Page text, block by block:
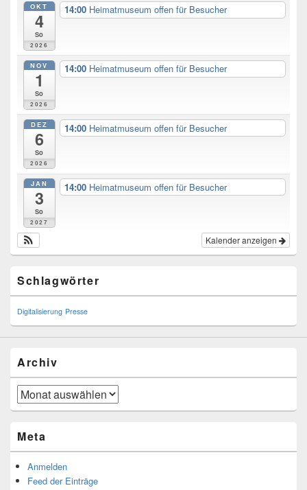
OKT
4
So
2026
14:00 Heimatmuseum offen für Besucher
NOV
1
So
2026
14:00 Heimatmuseum offen für Besucher
DEZ
6
So
2026
14:00 Heimatmuseum offen für Besucher
JAN
3
So
2027
14:00 Heimatmuseum offen für Besucher
Kalender anzeigen
Schlagwörter
Digitalisierung Presse
Archiv
Archiv
Meta
Anmelden
Feed der Einträge